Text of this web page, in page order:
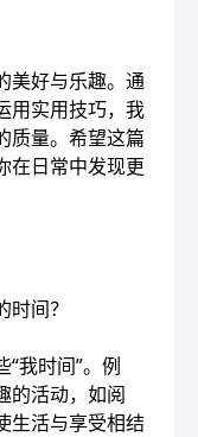
美好与乐趣。通
用实用技巧，我
质量。希望这篇
在日常中发现更
间？
我时间”。例
的活动，如阅
生活与享受相结